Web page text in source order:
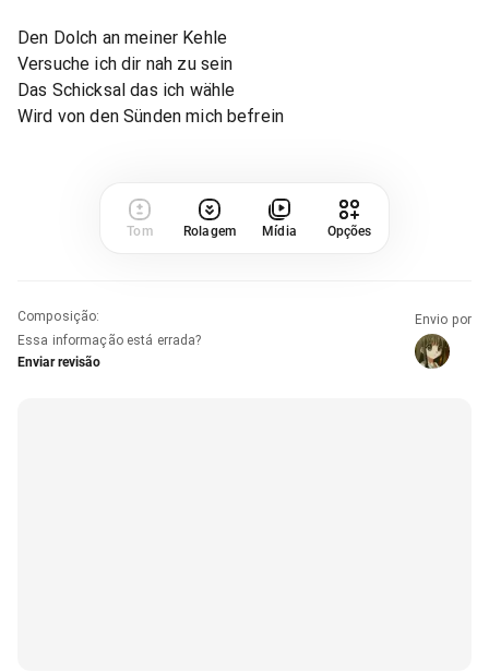
Den Dolch an meiner Kehle
Versuche ich dir nah zu sein
Das Schicksal das ich wähle
Wird von den Sünden mich befrein
Tom Rolagem Mídia Opções
Composição:
Essa informação está errada?
Enviar revisão
Envio por